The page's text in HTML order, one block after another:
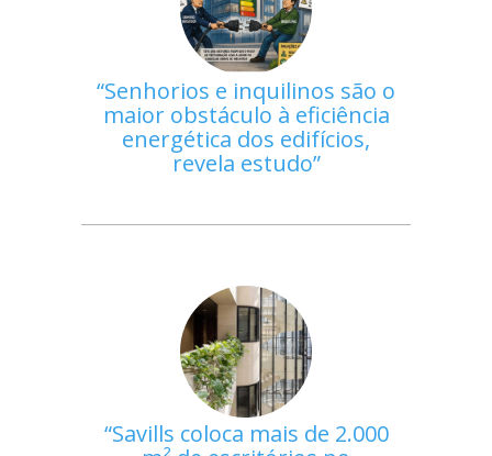
Senhorios e inquilinos são o
maior obstáculo à eficiência
energética dos edifícios,
revela estudo
Savills coloca mais de 2.000